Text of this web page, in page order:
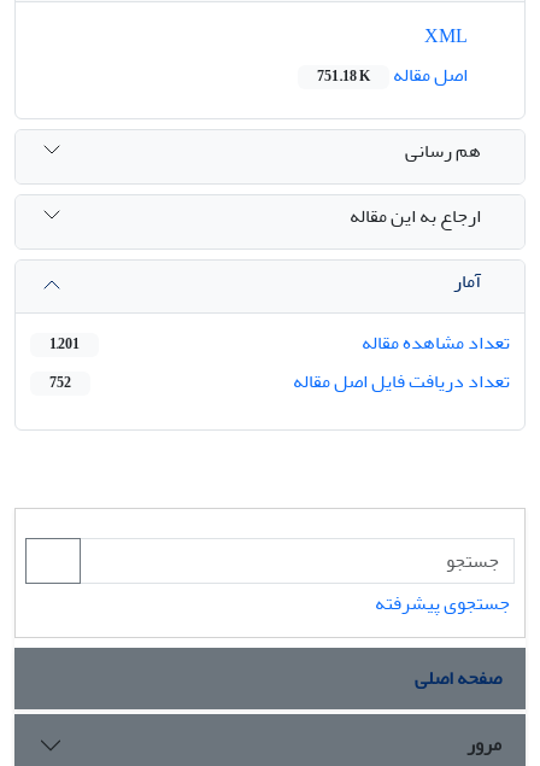
اصل مقاله
751.18 K
هم رسانی
ارجاع به این مقاله
آمار
تعداد مشاهده مقاله
1,201
تعداد دریافت فایل اصل مقاله 752
جستجوی پیشرفته
صفحه اصلی
مرور